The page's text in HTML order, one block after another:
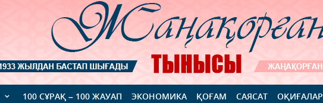
100 СҰРАҚ – 100 ЖАУАП ЭКОНОМИКА ҚОҒАМ САЯСАТ ОҚИҒАЛАР